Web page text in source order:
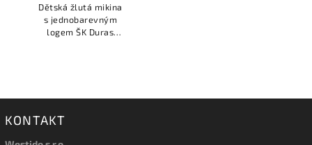
Dětská žlutá mikina
s jednobarevným
logem ŠK Duras
KONTAKT